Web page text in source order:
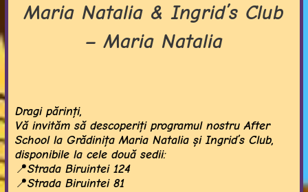
Maria Natalia & Ingrid’s Club
– Maria Natalia
Dragi părinți,
Vă invităm să descoperiți programul nostru After
School la Grădinița Maria Natalia și Ingrid’s Club,
disponibile la cele două sedii:
📍Strada Biruintei 124
📍Strada Biruintei 81